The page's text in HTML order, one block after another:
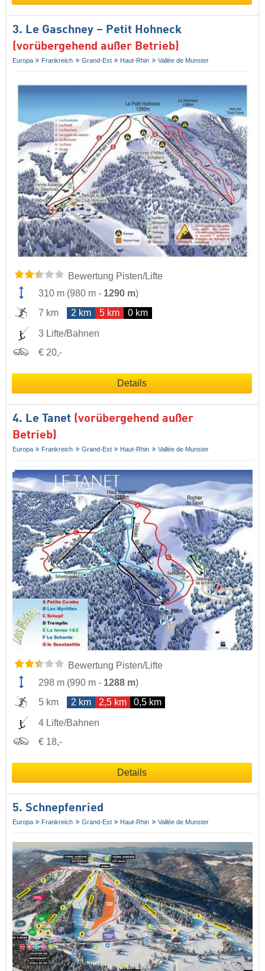
3. Le Gaschney – Petit Hohneck
(vorübergehend außer Betrieb)
Europa Frankreich Grand-Est Haut-Rhin Vallée de Munster
Bewertung Pisten/Lifte
310 m (980 m - 1290 m)
7 km
2 km 5 km 0 km
3 Lifte/Bahnen
€ 20,-
Details
4. Le Tanet (vorübergehend außer
Betrieb)
Europa Frankreich Grand-Est Haut-Rhin Vallée de Munster
Bewertung Pisten/Lifte
298 m (990 m - 1288 m)
5 km
2 km 2,5 km 0,5 km
4 Lifte/Bahnen
€ 18,-
Details
5. Schnepfenried
Europa Frankreich Grand-Est Haut-Rhin Vallée de Munster